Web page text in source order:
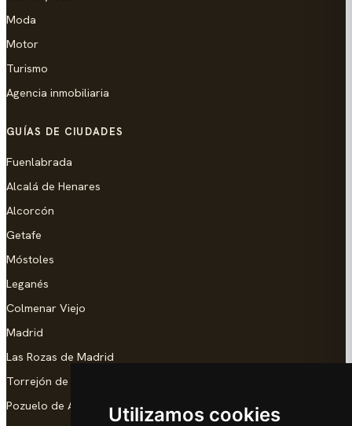
Utilizamos cookies
Moda
Motor
Turismo
Agencia inmobiliaria
GUÍAS DE CIUDADES
Fuenlabrada
Alcalá de Henares
Alcorcón
Getafe
Móstoles
Leganés
Colmenar Viejo
Madrid
Las Rozas de Madrid
Torrejón de Ardoz
Pozuelo de Alarcón